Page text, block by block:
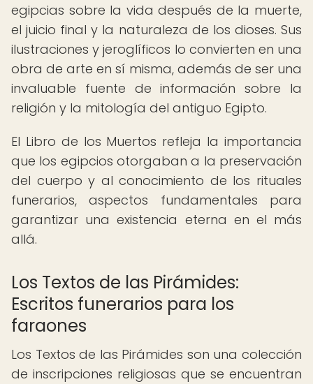
egipcias sobre la vida después de la muerte,
el juicio final y la naturaleza de los dioses. Sus
ilustraciones y jeroglíficos lo convierten en una
obra de arte en sí misma, además de ser una
invaluable fuente de información sobre la
religión y la mitología del antiguo Egipto.
El Libro de los Muertos refleja la importancia
que los egipcios otorgaban a la preservación
del cuerpo y al conocimiento de los rituales
funerarios, aspectos fundamentales para
garantizar una existencia eterna en el más
allá.
Los Textos de las Pirámides:
Escritos funerarios para los
faraones
Los Textos de las Pirámides son una colección
de inscripciones religiosas que se encuentran